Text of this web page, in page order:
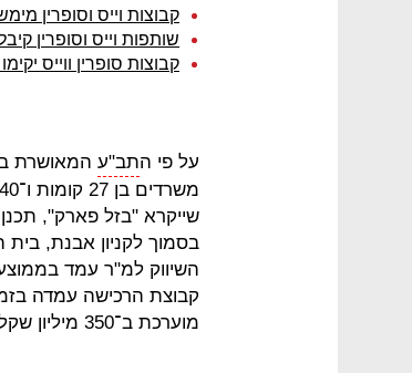
קבוצות וייס וסופרין
שותפות וייס וסופרין קיבלה
קבוצות סופרין ווייס יקימו 2 בנייני משרדים בהוד השרון
על פי התב"ע
שייקרא "בזל פארק",
בסמוך לקניון אבנת,
קבוצת הרכישה עמדה
מוערכת ב־350 מיליון שקל.